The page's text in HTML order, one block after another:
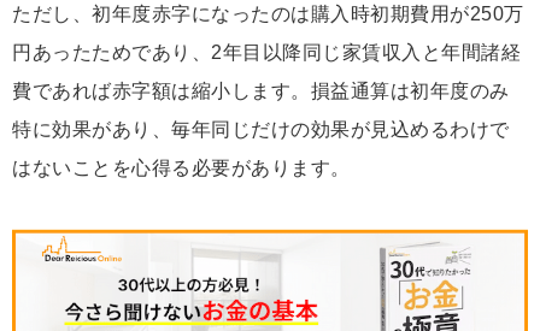
ただし、初年度赤字になったのは購入時初期費用が250万
円あったためであり、2年目以降同じ家賃収入と年間諸経
費であれば赤字額は縮小します。損益通算は初年度のみ
特に効果があり、毎年同じだけの効果が見込めるわけで
はないことを心得る必要があります。